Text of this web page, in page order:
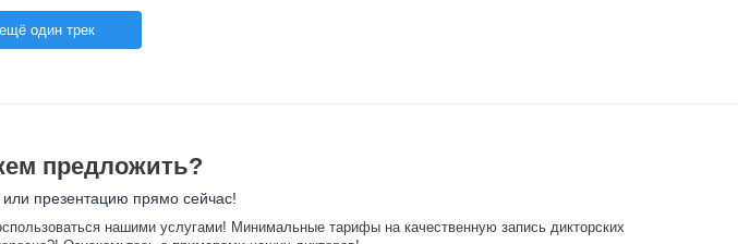
один трек
предложить?
презентацию прямо сейчас!
нашими услугами! Минимальные тарифы на качественную запись дикторских